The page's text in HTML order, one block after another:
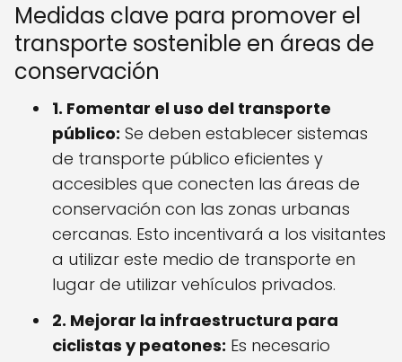
Medidas clave para promover el
transporte sostenible en áreas de
conservación
1. Fomentar el uso del transporte
público: Se deben establecer sistemas
de transporte público eficientes y
accesibles que conecten las áreas de
conservación con las zonas urbanas
cercanas. Esto incentivará a los visitantes
a utilizar este medio de transporte en
lugar de utilizar vehículos privados.
2. Mejorar la infraestructura para
ciclistas y peatones: Es necesario